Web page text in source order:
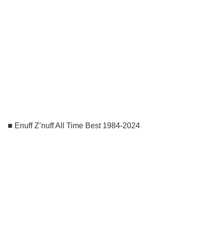
■ Enuff Z’nuff All Time Best 1984-2024